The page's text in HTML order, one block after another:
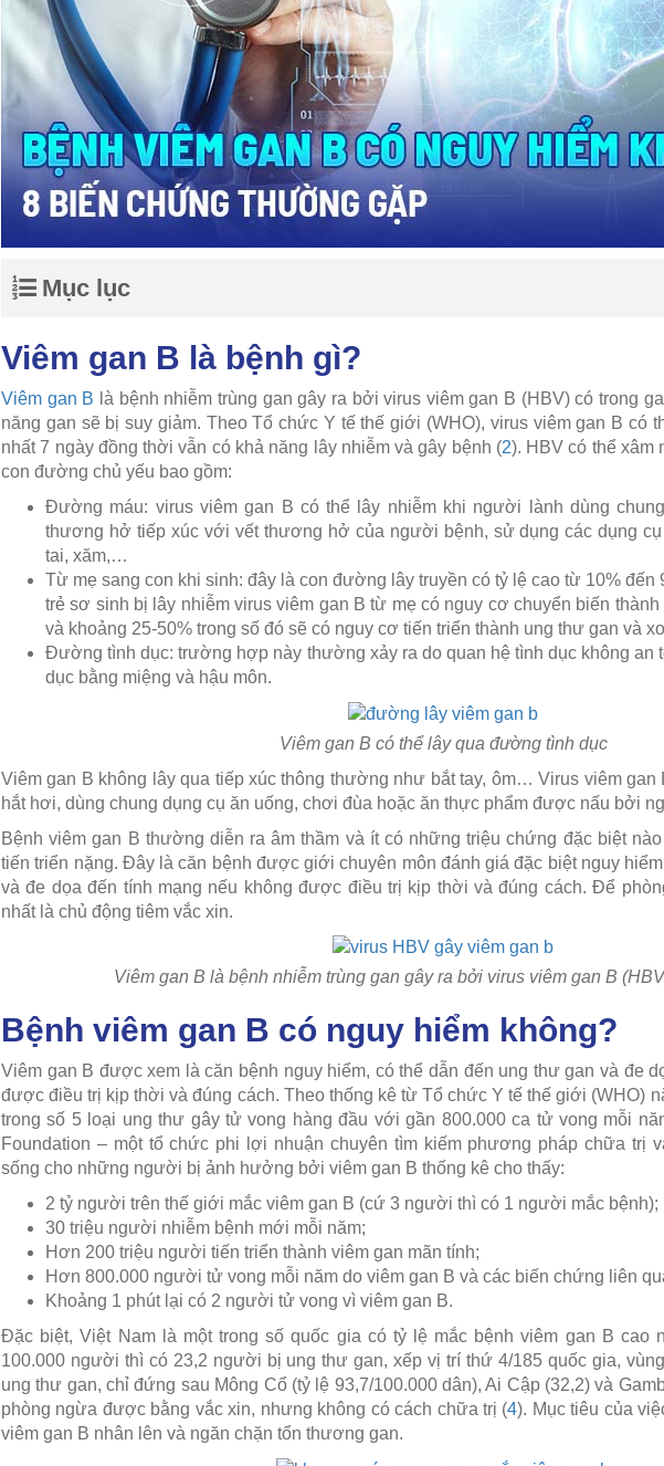
Mục lục
Viêm gan B là bệnh gì?
Viêm gan B là bệnh nhiễm trùng gan gây ra bởi virus viêm gan B (HBV) có trong
năng gan sẽ bị suy giảm. Theo Tổ chức Y tế thế giới (WHO), virus viêm gan B có
nhất 7 ngày đồng thời vẫn có khả năng lây nhiễm và gây bệnh (2). HBV có thể xâm
con đường chủ yếu bao gồm:
Đường máu: virus viêm gan B có thể lây nhiễm khi người lành dùng
thương hở tiếp xúc với vết thương hở của người bệnh, sử dụng các dụng
tai, xăm,…
Từ mẹ sang con khi sinh: đây là con đường lây truyền có tỷ lệ cao từ 10% đến
trẻ sơ sinh bị lây nhiễm virus viêm gan B từ mẹ có nguy cơ chuyển biến
và khoảng 25-50% trong số đó sẽ có nguy cơ tiến triển thành ung thư gan và
Đường tình dục: trường hợp này thường xảy ra do quan hệ tình dục không an
dục bằng miệng và hậu môn.
Viêm gan B có thể lây qua đường tình dục
Viêm gan B không lây qua tiếp xúc thông thường như bắt tay, ôm… Virus viêm gan
hắt hơi, dùng chung dụng cụ ăn uống, chơi đùa hoặc ăn thực phẩm được nấu bởi
Bệnh viêm gan B thường diễn ra âm thầm và ít có những triệu chứng đặc biệt
tiến triển nặng. Đây là căn bệnh được giới chuyên môn đánh giá đặc biệt nguy
và đe dọa đến tính mạng nếu không được điều trị kịp thời và đúng cách. Để
nhất là chủ động tiêm vắc xin.
Viêm gan B là bệnh nhiễm trùng gan gây ra bởi virus viêm gan B
Bệnh viêm gan B có nguy hiểm không?
Viêm gan B được xem là căn bệnh nguy hiểm, có thể dẫn đến ung thư gan và đe
được điều trị kịp thời và đúng cách. Theo thống kê từ Tổ chức Y tế thế giới (WHO)
trong số 5 loại ung thư gây tử vong hàng đầu với gần 800.000 ca tử vong mỗi
Foundation – một tổ chức phi lợi nhuận chuyên tìm kiếm phương pháp chữa trị
sống cho những người bị ảnh hưởng bởi viêm gan B thống kê cho thấy:
2 tỷ người trên thế giới mắc viêm gan B (cứ 3 người thì có 1 người mắc bệnh);
30 triệu người nhiễm bệnh mới mỗi năm;
Hơn 200 triệu người tiến triển thành viêm gan mãn tính;
Hơn 800.000 người tử vong mỗi năm do viêm gan B và các biến chứng liên
Khoảng 1 phút lại có 2 người tử vong vì viêm gan B.
Đặc biệt, Việt Nam là một trong số quốc gia có tỷ lệ mắc bệnh viêm gan B cao
100.000 người thì có 23,2 người bị ung thư gan, xếp vị trí thứ 4/185 quốc gia,
ung thư gan, chỉ đứng sau Mông Cổ (tỷ lệ 93,7/100.000 dân), Ai Cập (32,2) và
phòng ngừa được bằng vắc xin, nhưng không có cách chữa trị (4). Mục tiêu của
viêm gan B nhân lên và ngăn chặn tổn thương gan.